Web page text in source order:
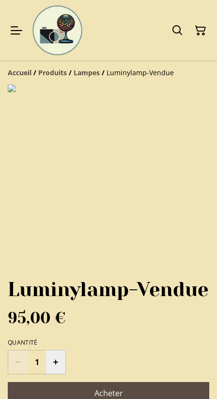
Accueil / Produits / Lampes / Luminylamp-Vendue
Luminylamp-Vendue
95,00 €
QUANTITÉ
Acheter